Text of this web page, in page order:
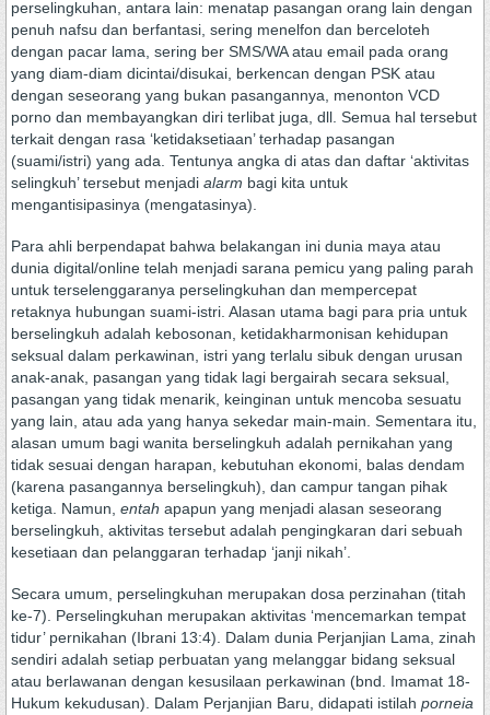
perselingkuhan, antara lain: menatap pasangan orang lain dengan
penuh nafsu dan berfantasi, sering menelfon dan berceloteh
dengan pacar lama, sering ber SMS/WA atau email pada orang
yang diam-diam dicintai/disukai, berkencan dengan PSK atau
dengan seseorang yang bukan pasangannya, menonton VCD
porno dan membayangkan diri terlibat juga, dll. Semua hal tersebut
terkait dengan rasa ‘ketidaksetiaan’ terhadap pasangan
(suami/istri) yang ada. Tentunya angka di atas dan daftar ‘aktivitas
selingkuh’ tersebut menjadi alarm bagi kita untuk
mengantisipasinya (mengatasinya).
Para ahli berpendapat bahwa belakangan ini dunia maya atau
dunia digital/online telah menjadi sarana pemicu yang paling parah
untuk terselenggaranya perselingkuhan dan mempercepat
retaknya hubungan suami-istri. Alasan utama bagi para pria untuk
berselingkuh adalah kebosonan, ketidakharmonisan kehidupan
seksual dalam perkawinan, istri yang terlalu sibuk dengan urusan
anak-anak, pasangan yang tidak lagi bergairah secara seksual,
pasangan yang tidak menarik, keinginan untuk mencoba sesuatu
yang lain, atau ada yang hanya sekedar main-main. Sementara itu,
alasan umum bagi wanita berselingkuh adalah pernikahan yang
tidak sesuai dengan harapan, kebutuhan ekonomi, balas dendam
(karena pasangannya berselingkuh), dan campur tangan pihak
ketiga. Namun, entah apapun yang menjadi alasan seseorang
berselingkuh, aktivitas tersebut adalah pengingkaran dari sebuah
kesetiaan dan pelanggaran terhadap ‘janji nikah’.
Secara umum, perselingkuhan merupakan dosa perzinahan (titah
ke-7). Perselingkuhan merupakan aktivitas ‘mencemarkan tempat
tidur’ pernikahan (Ibrani 13:4). Dalam dunia Perjanjian Lama, zinah
sendiri adalah setiap perbuatan yang melanggar bidang seksual
atau berlawanan dengan kesusilaan perkawinan (bnd. Imamat 18-
Hukum kekudusan). Dalam Perjanjian Baru, didapati istilah porneia